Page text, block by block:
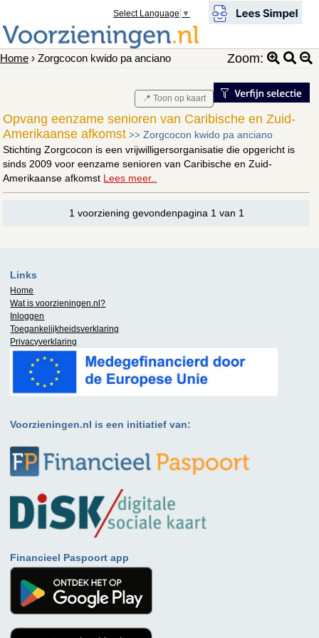
Select Language ▼
Home › Zorgcocon kwido pa anciano Zoom:
📍 Toon op kaart
Opvang eenzame senioren van Caribische en Zuid-
Amerikaanse afkomst >>Zorgcocon kwido pa anciano
Stichting Zorgcocon is een vrijwilligersorganisatie die opgericht is
sinds 2009 voor eenzame senioren van Caribische en Zuid-
Amerikaanse afkomst Lees meer..
1 voorziening gevondenpagina 1 van 1
Links
Home
Wat is voorzieningen.nl?
Inloggen
Toegankelijkheidsverklaring
Privacyverklaring
Voorzieningen.nl is een initiatief van:
Financieel Paspoort app